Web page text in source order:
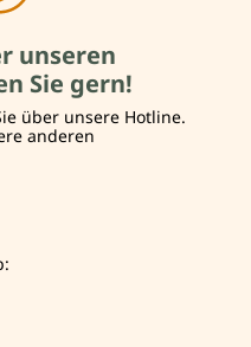
unseren
Sie gern!
über unsere Hotline.
anderen